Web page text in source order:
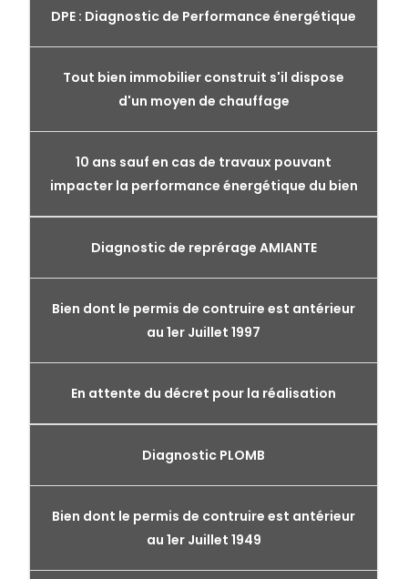
DPE : Diagnostic de Performance énergétique
Tout bien immobilier construit s'il dispose
d'un moyen de chauffage
10 ans sauf en cas de travaux pouvant
impacter la performance énergétique du bien
Diagnostic de reprérage AMIANTE
Bien dont le permis de contruire est antérieur
au 1er Juillet 1997
En attente du décret pour la réalisation
Diagnostic PLOMB
Bien dont le permis de contruire est antérieur
au 1er Juillet 1949